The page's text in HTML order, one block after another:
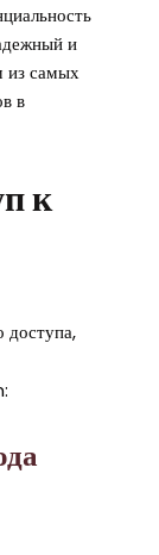
и
из самых
в
к
доступа,